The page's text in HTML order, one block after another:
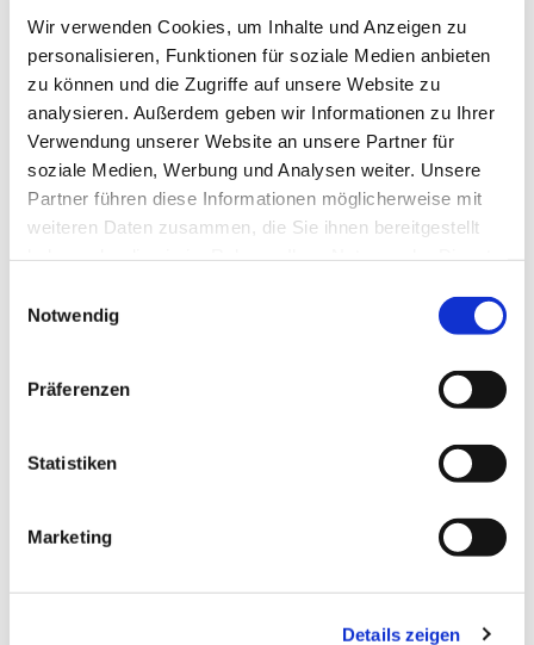
Wir verwenden Cookies, um Inhalte und Anzeigen zu
personalisieren, Funktionen für soziale Medien anbieten
zu können und die Zugriffe auf unsere Website zu
analysieren. Außerdem geben wir Informationen zu Ihrer
Verwendung unserer Website an unsere Partner für
soziale Medien, Werbung und Analysen weiter. Unsere
Partner führen diese Informationen möglicherweise mit
weiteren Daten zusammen, die Sie ihnen bereitgestellt
Notwendig
Präferenzen
Statistiken
Marketing
Details zeigen
Dies könnte Sie auch
interessieren